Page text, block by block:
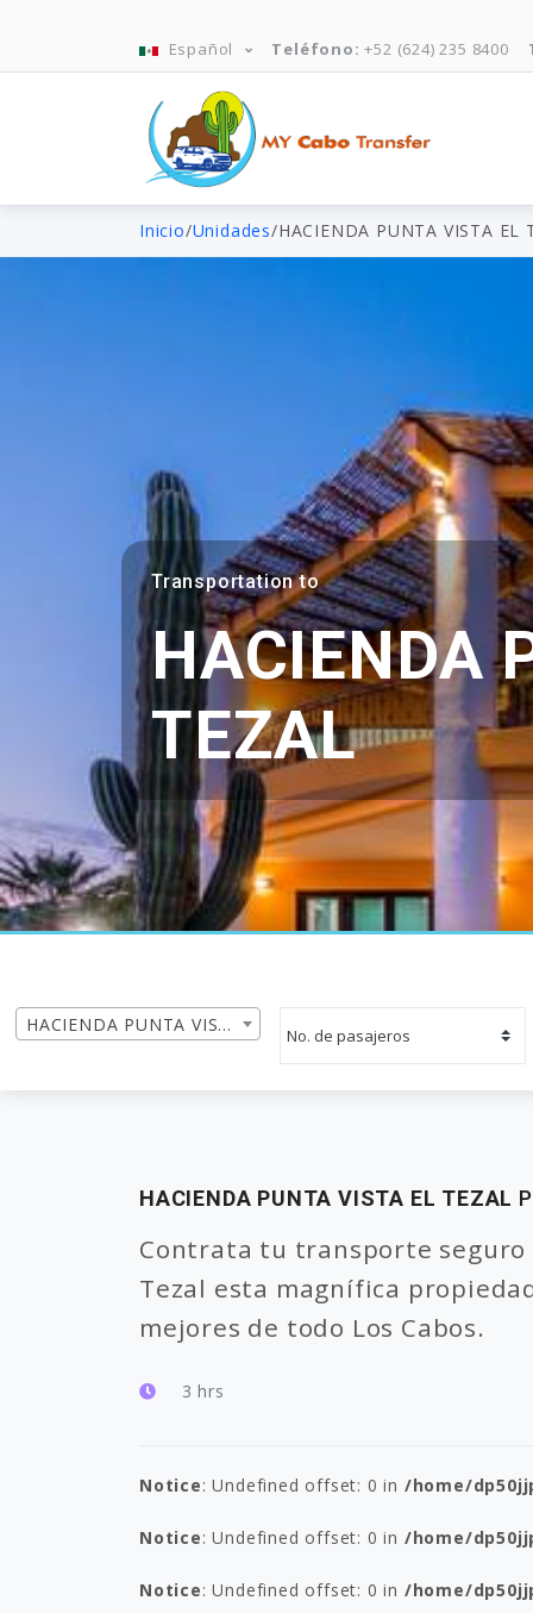
Español Teléfono: +52 (624) 235 8400
Inicio/Unidades/HACIENDA PUNTA VISTA EL
Transportation to
HACIENDA
TEZAL
HACIENDA PUNTA VISTA EL TEZAL
HACIENDA PUNTA VISTA EL TEZAL
Contrata tu transporte seguro
Tezal esta magnífica
mejores de todo Los Cabos.
3 hrs
Notice: Undefined offset: 0 in /home/
Notice: Undefined offset: 0 in /home/
Notice: Undefined offset: 0 in /home/